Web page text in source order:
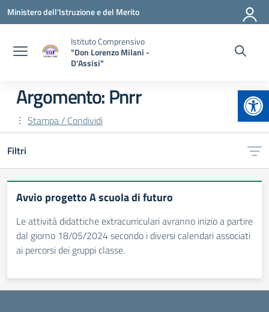
Vai ai contenuti
Vai al menu di navigazione
Vai al footer
Ministero dell'Istruzione e del Merito
Istituto Comprensivo
"Don Lorenzo Milani -
D’Assisi"
Argomento: Pnrr
Stampa / Condividi
Filtri
Avvio progetto A scuola di futuro
Le attività didattiche extracurriculari avranno inizio a partire
dal giorno 18/05/2024 secondo i diversi calendari associati
ai percorsi dei gruppi classe.